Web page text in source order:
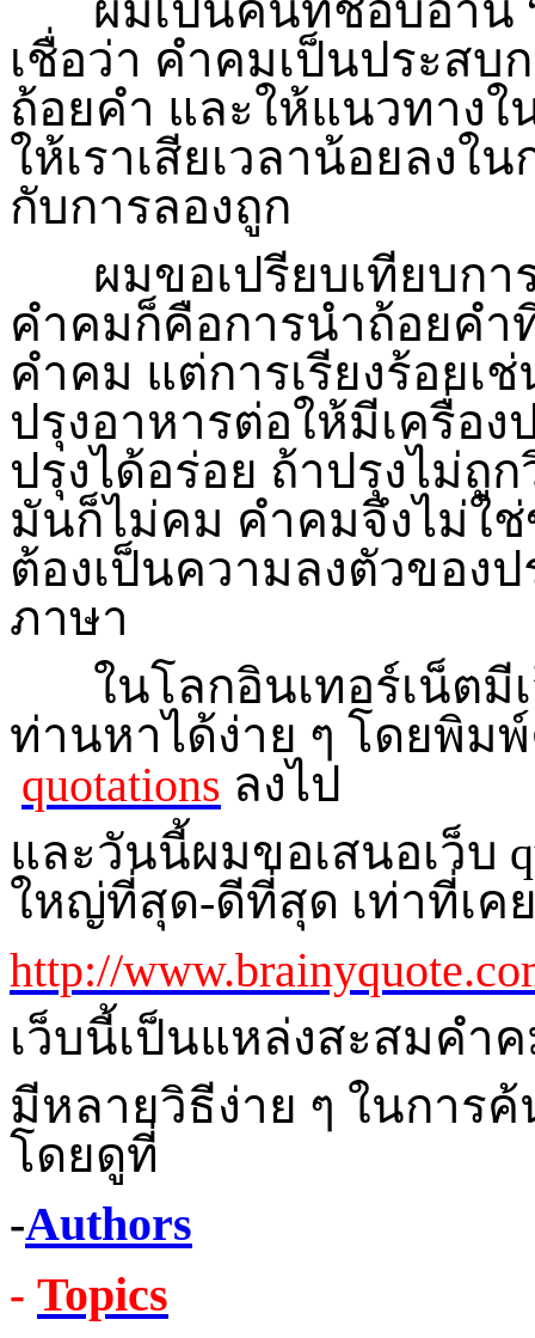
ผมเป็นคนที่ชอบอ่าน “
เชื่อว่า คำคมเป็นประส
ถ้อยคำ และให้แนวทาง
ให้เราเสียเวลาน้อยลงใ
กับการลองถูก
ผมขอเปรียบเทียบกา
คำคมก็คือการนำถ้อยคำ
คำคม แต่การเรียงร้อยเ
ปรุงอาหารต่อให้มีเครื่อ
ปรุงได้อร่อย ถ้าปรุงไม่ถู
มันก็ไม่คม คำคมจึงไม่ใช่
ต้องเป็นความลงตัวของ
ภาษา
ในโลกอินเทอร์เน็ตมี
ท่านหาได้ง่าย ๆ โดยพิม
quotations ลงไป
และวันนี้ผมขอเสนอเว็บ
ใหญ่ที่สุด-ดีที่สุด เท่าที่เค
http://
เว็บนี้เป็นแหล่งสะสมคำ
มีหลายวิธีง่าย ๆ ในการ
โดยดูที่
-Authors
- Topics